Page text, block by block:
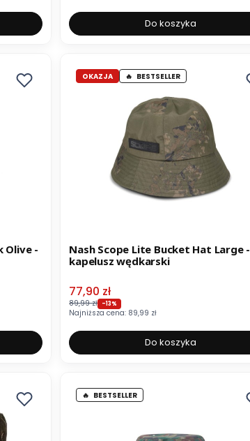
Do koszyka
Olive -
OKAZJA BESTSELLER
Nash Scope Lite Bucket Hat Large -
kapelusz wędkarski
Cena promocyjna
77,90 zł
89,99 zł -13%
Najniższa cena: 89,99 zł
Do koszyka
BESTSELLER